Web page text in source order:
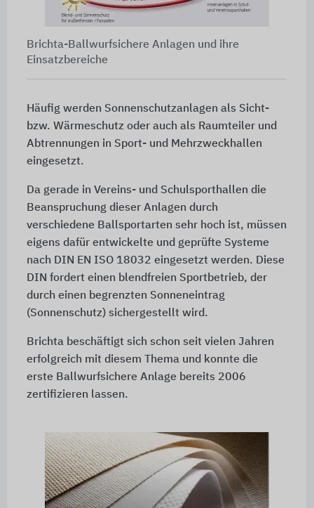
Brichta-Ballwurfsichere Anlagen und ihre
Einsatzbereiche
Häufig werden Sonnenschutzanlagen als Sicht-
bzw. Wärmeschutz oder auch als Raumteiler und
Abtrennungen in Sport- und Mehrzweckhallen
eingesetzt.
Da gerade in Vereins- und Schulsporthallen die
Beanspruchung dieser Anlagen durch
verschiedene Ballsportarten sehr hoch ist, müssen
eigens dafür entwickelte und geprüfte Systeme
nach DIN EN ISO 18032 eingesetzt werden. Diese
DIN fordert einen blendfreien Sportbetrieb, der
durch einen begrenzten Sonneneintrag
(Sonnenschutz) sichergestellt wird.
Brichta beschäftigt sich schon seit vielen Jahren
erfolgreich mit diesem Thema und konnte die
erste Ballwurfsichere Anlage bereits 2006
zertifizieren lassen.